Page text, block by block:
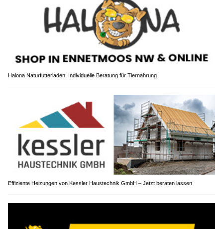
Halona Naturfutterladen: Individuelle Beratung für Tiernahrung
Effiziente Heizungen von Kessler Haustechnik GmbH – Jetzt beraten lassen